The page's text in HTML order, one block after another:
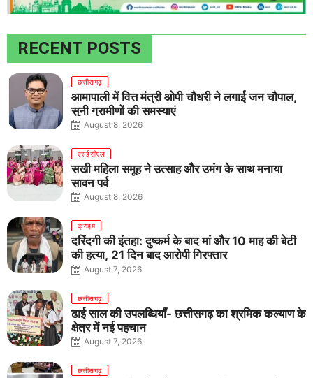
RECENT POSTS
छत्तीसगढ़
आमापाली में वित्त मंत्री ओपी चौधरी ने लगाई जन चौपाल,
सुनी ग्रामीणों की समस्याएं
August 8, 2026
एसईसीएल
सखी महिला समूह ने उत्साह और उमंग के साथ मनाया
सावन पर्व
August 8, 2026
क्राइम
दरिंदगी की इंतहा: दुष्कर्म के बाद मां और 10 माह की बेटी
की हत्या, 21 दिन बाद आरोपी गिरफ्तार
August 7, 2026
छत्तीसगढ़
ढाई साल की उपलब्धियाँ- छत्तीसगढ़ का श्रमिक कल्याण के
क्षेत्र में नई पहचान
August 7, 2026
छत्तीसगढ़